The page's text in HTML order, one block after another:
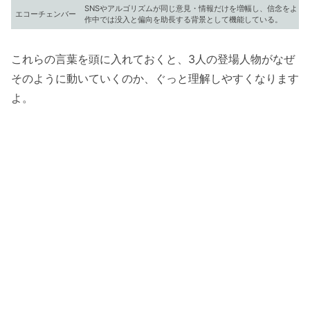
エコーチェンバー
SNSやアルゴリズムが同じ意見・情報だけを増幅し、信念をより
作中では没入と偏向を助長する背景として機能している。
これらの言葉を頭に入れておくと、3人の登場人物がなぜ
そのように動いていくのか、ぐっと理解しやすくなります
よ。